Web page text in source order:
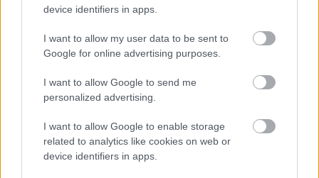
device identifiers in apps.
I want to allow my user data to be sent to
Google for online advertising purposes.
I want to allow Google to send me
personalized advertising.
I want to allow Google to enable storage
related to analytics like cookies on web or
device identifiers in apps.
E-mail cím